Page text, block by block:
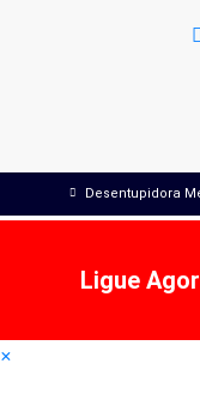
Desentupidora
Ligue
×